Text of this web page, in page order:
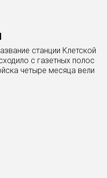
станции Клетской
с газетных полос
четыре месяца вели
бои, отбивая
и танков противника.